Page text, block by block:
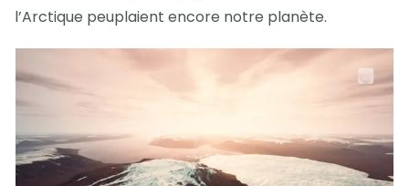
l’Arctique peuplaient encore notre planète.